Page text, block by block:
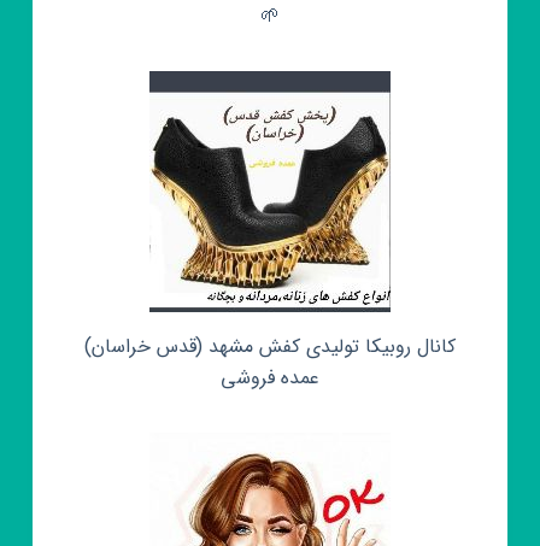
🌱
کانال روبیکا تولیدی کفش مشهد (قدس خراسان)
عمده فروشی